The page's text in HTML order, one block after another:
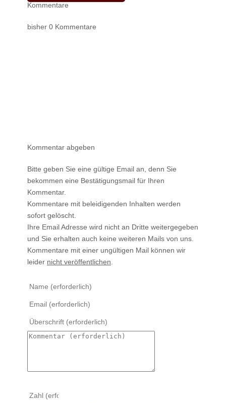
Kommentare
bisher 0 Kommentare
Kommentar abgeben
Bitte geben Sie eine gültige Email an, denn Sie
bekommen eine Bestätigungsmail für Ihren
Kommentar.
Kommentare mit beleidigenden Inhalten werden
sofort gelöscht.
Ihre Email Adresse wird nicht an Dritte weitergegeben
und Sie erhalten auch keine weiteren Mails von uns.
Kommentare mit einer ungültigen Mail können wir
leider nicht veröffentlichen